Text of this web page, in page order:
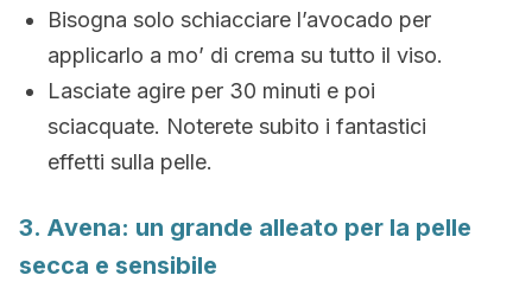
Bisogna solo schiacciare l’avocado per
applicarlo a mo’ di crema su tutto il viso.
Lasciate agire per 30 minuti e poi
sciacquate. Noterete subito i fantastici
effetti sulla pelle.
3. Avena: un grande alleato per la pelle
secca e sensibile